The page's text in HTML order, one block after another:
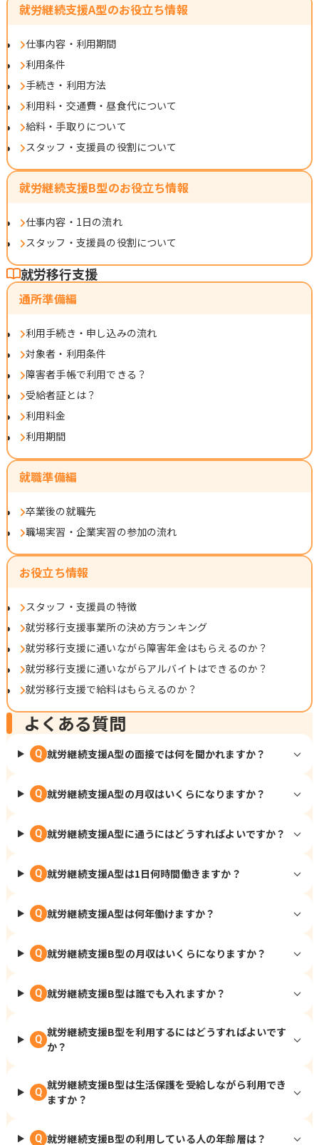
就労継続支援A型のお役立ち情報
仕事内容・利用期間
利用条件
手続き・利用方法
利用料・交通費・昼食代について
給料・手取りについて
スタッフ・支援員の役割について
就労継続支援B型のお役立ち情報
仕事内容・1日の流れ
スタッフ・支援員の役割について
就労移行支援
通所準備編
利用手続き・申し込みの流れ
対象者・利用条件
障害者手帳で利用できる？
受給者証とは？
利用料金
利用期間
就職準備編
卒業後の就職先
職場実習・企業実習の参加の流れ
お役立ち情報
スタッフ・支援員の特徴
就労移行支援事業所の決め方ランキング
就労移行支援に通いながら障害年金はもらえるのか？
就労移行支援に通いながらアルバイトはできるのか？
就労移行支援で給料はもらえるのか？
よくある質問
Q 就労継続支援A型の面接では何を聞かれますか？
Q 就労継続支援A型の月収はいくらになりますか？
Q 就労継続支援A型に通うにはどうすればよいですか？
Q 就労継続支援A型は1日何時間働きますか？
Q 就労継続支援A型は何年働けますか？
Q 就労継続支援B型の月収はいくらになりますか？
Q 就労継続支援B型は誰でも入れますか？
Q
就労継続支援B型を利用するにはどうすればよいです
か？
Q
就労継続支援B型は生活保護を受給しながら利用でき
ますか？
Q 就労継続支援B型の利用している人の年齢層は？